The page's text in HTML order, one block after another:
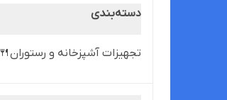
دسته‌بندی
تجهیزات آشپزخانه و رستوران🍴